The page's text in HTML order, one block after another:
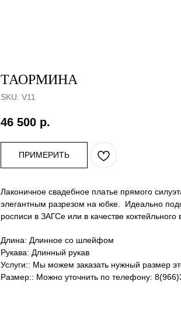
ТАОРМИНА
SKU: V11
46 500 р.
ПРИМЕРИТЬ
Лаконичное свадебное платье прямого
элегантным разрезом на юбке. Идеально
росписи в ЗАГСе или в качестве коктейльного
Длина: Длинное со шлейфом
Рукава: Длинный рукав
Услуги:: Мы можем заказать нужный размер
Размер:: Можно уточнить по телефону: